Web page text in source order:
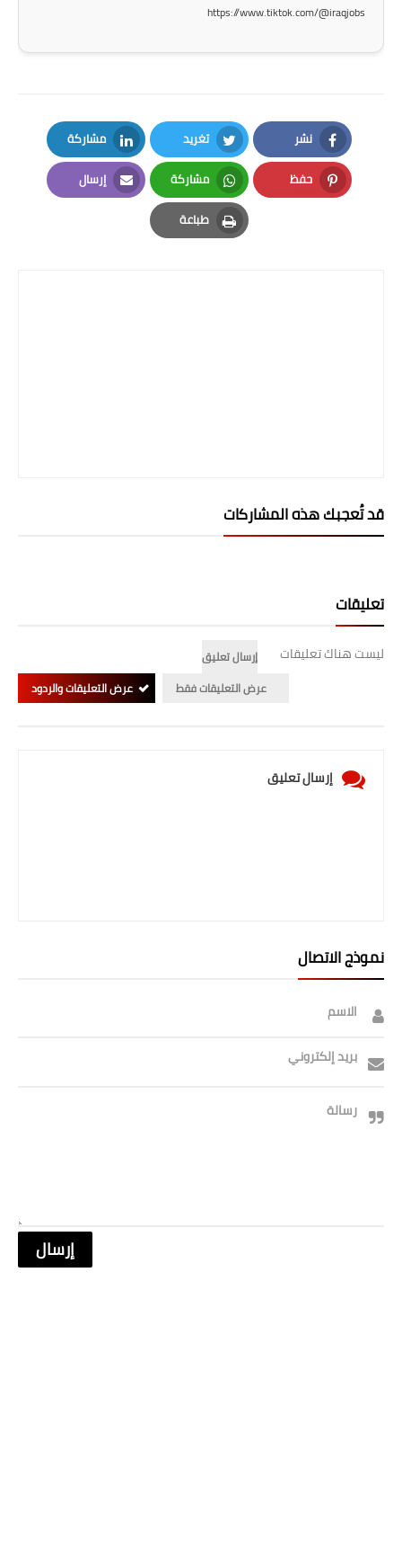
ملازم دراسية
المرحلة المتوسطة
المرحلة الاعدادية
دروس
نتائج القبول المركزي
https://www.tiktok.com/@iraqjobs
نشر
Facebook
تغريد
Twitter
مشاركة
LinkedIn
حفظ
Pinterest
مشاركة
Whatsapp
إرسال
Email
طباعة
Print
قد تُعجبك هذه المشاركات
تعليقات
ليست هناك تعليقات
إرسال تعليق
عرض التعليقات فقط
عرض التعليقات والردود
إرسال تعليق
نموذج الاتصال
الاسم
بريد إلكتروني
رسالة